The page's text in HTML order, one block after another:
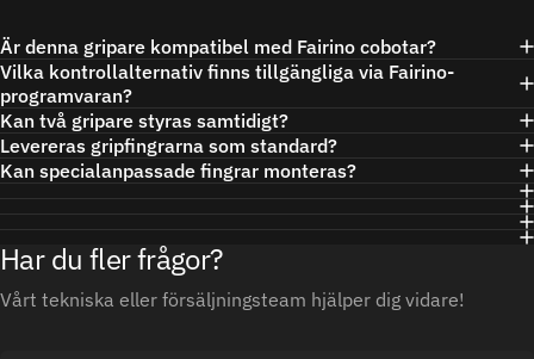
Är denna gripare kompatibel med Fairino cobotar?
Vilka kontrollalternativ finns tillgängliga via Fairino-
programvaran?
Kan två gripare styras samtidigt?
Levereras gripfingrarna som standard?
Kan specialanpassade fingrar monteras?
Har du fler frågor?
Vårt tekniska eller försäljningsteam hjälper dig vidare!